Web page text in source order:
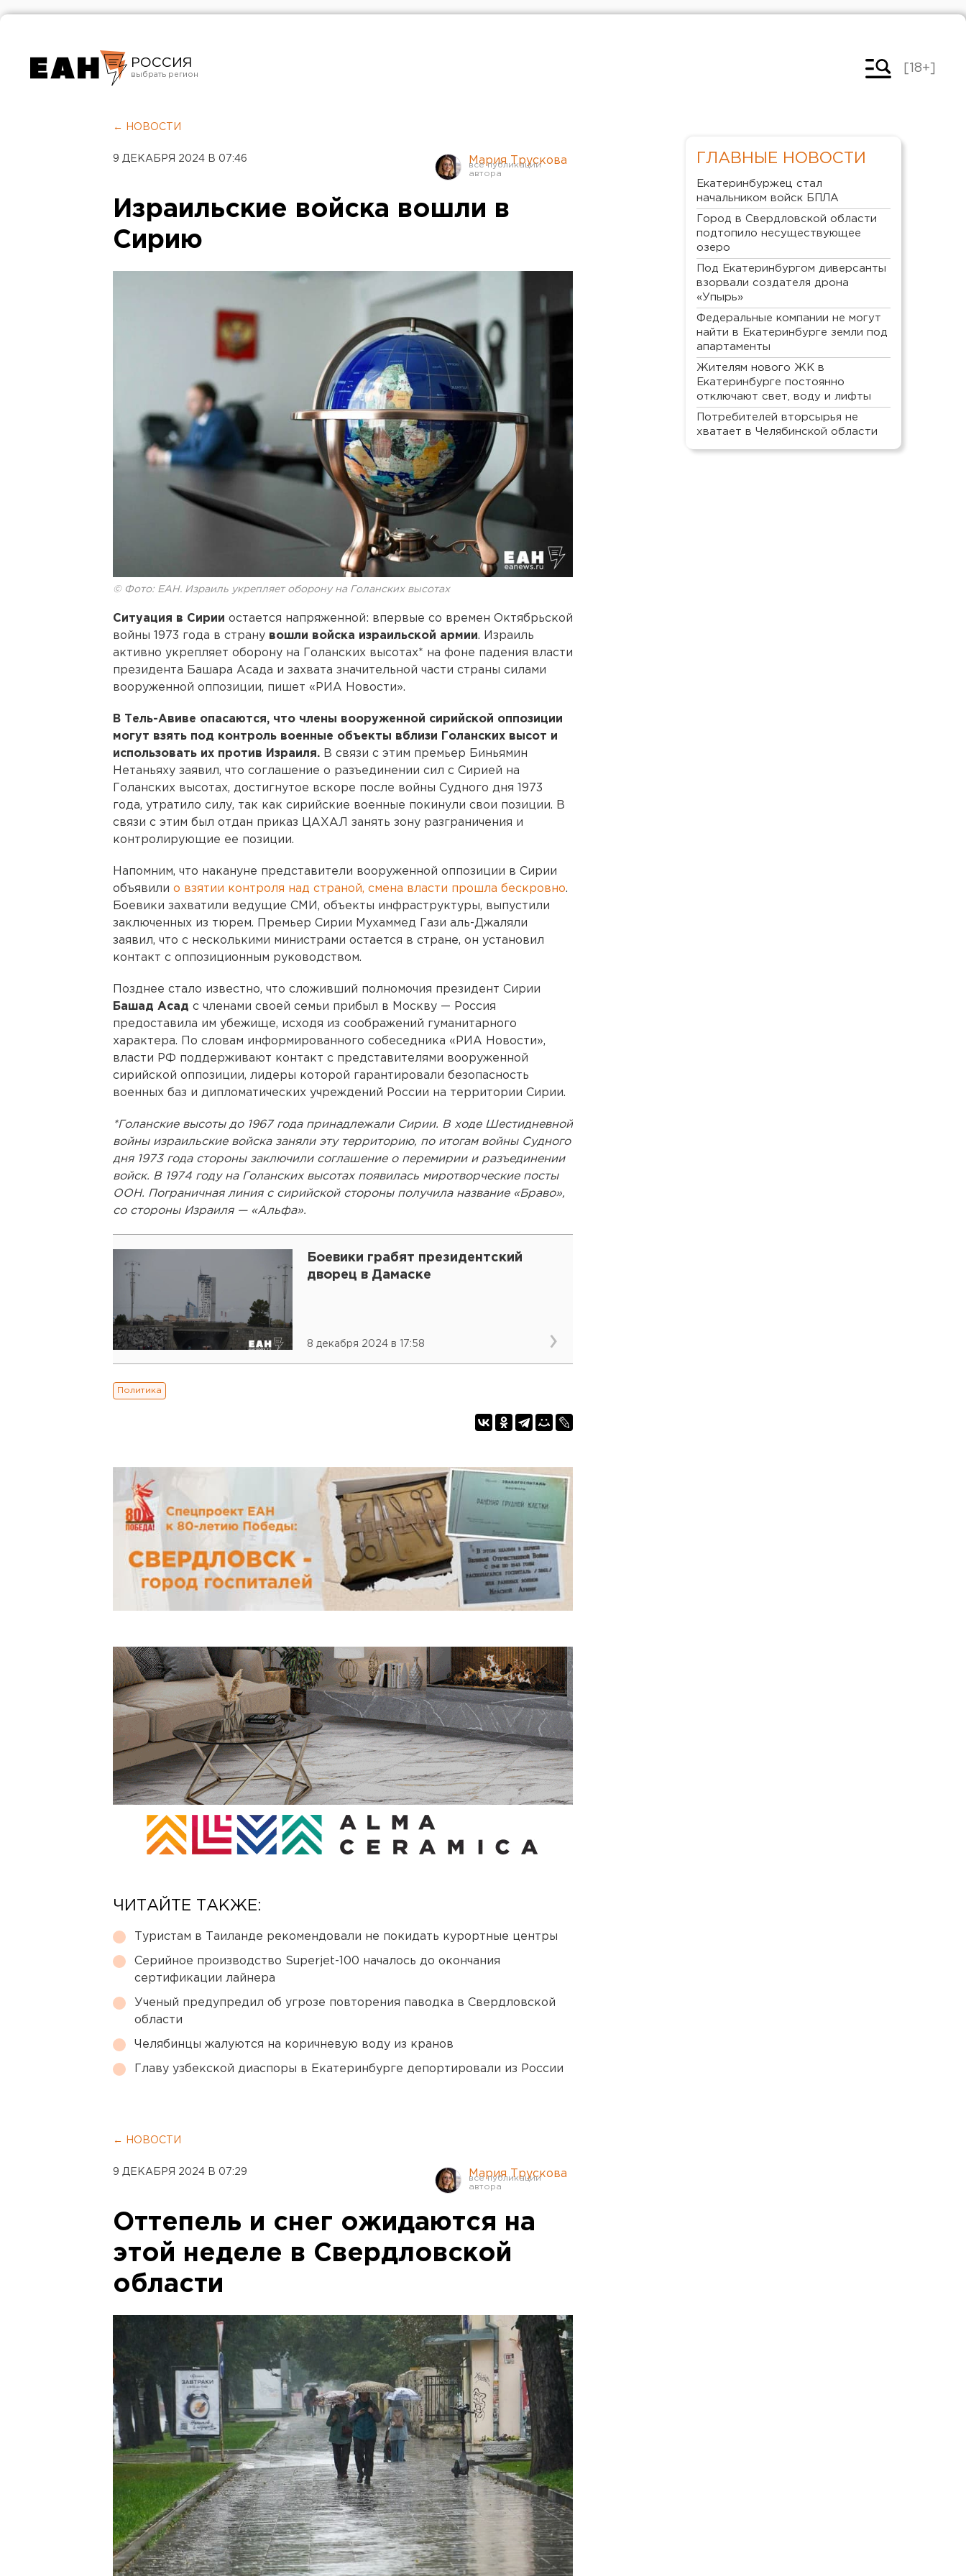
РОССИЯ
Челябинск
[18+]
← НОВОСТИ
9 ДЕКАБРЯ 2024 В 07:46 Мария Трускова
Израильские войска вошли в
Сирию
© Фото: ЕАН. Израиль укрепляет оборону на Голанских высотах
Ситуация в Сирии остается напряженной: впервые со времен Октябрьской
войны 1973 года в страну вошли войска израильской армии. Израиль
активно укрепляет оборону на Голанских высотах* на фоне падения власти
президента Башара Асада и захвата значительной части страны силами
вооруженной оппозиции, пишет «РИА Новости».
В Тель-Авиве опасаются, что члены вооруженной сирийской оппозиции
могут взять под контроль военные объекты вблизи Голанских высот и
использовать их против Израиля. В связи с этим премьер Биньямин
Нетаньяху заявил, что соглашение о разъединении сил с Сирией на
Голанских высотах, достигнутое вскоре после войны Судного дня 1973
года, утратило силу, так как сирийские военные покинули свои позиции. В
связи с этим был отдан приказ ЦАХАЛ занять зону разграничения и
контролирующие ее позиции.
Напомним, что накануне представители вооруженной оппозиции в Сирии
объявили о взятии контроля над страной, смена власти прошла бескровно.
Боевики захватили ведущие СМИ, объекты инфраструктуры, выпустили
заключенных из тюрем. Премьер Сирии Мухаммед Гази аль-Джаляли
заявил, что с несколькими министрами остается в стране, он установил
контакт с оппозиционным руководством.
Позднее стало известно, что сложивший полномочия президент Сирии
Башад Асад с членами своей семьи прибыл в Москву — Россия
предоставила им убежище, исходя из соображений гуманитарного
характера. По словам информированного собеседника «РИА Новости»,
власти РФ поддерживают контакт с представителями вооруженной
сирийской оппозиции, лидеры которой гарантировали безопасность
военных баз и дипломатических учреждений России на территории Сирии.
*Голанские высоты до 1967 года принадлежали Сирии. В ходе Шестидневной
войны израильские войска заняли эту территорию, по итогам войны Судного
дня 1973 года стороны заключили соглашение о перемирии и разъединении
войск. В 1974 году на Голанских высотах появилась миротворческие посты
ООН. Пограничная линия с сирийской стороны получила название «Браво»,
со стороны Израиля — «Альфа».
Боевики грабят президентский
дворец в Дамаске
8 декабря 2024 в 17:58
Политика
ЧИТАЙТЕ ТАКЖЕ:
Туристам в Таиланде рекомендовали не покидать курортные центры
Серийное производство Superjet-100 началось до окончания
сертификации лайнера
Ученый предупредил об угрозе повторения паводка в Свердловской
области
Челябинцы жалуются на коричневую воду из кранов
Главу узбекской диаспоры в Екатеринбурге депортировали из России
← НОВОСТИ
9 ДЕКАБРЯ 2024 В 07:29 Мария Трускова
Оттепель и снег ожидаются на
этой неделе в Свердловской
области
ГЛАВНЫЕ НОВОСТИ
Екатеринбуржец стал
начальником войск БПЛА
Город в Свердловской области
подтопило несуществующее
озеро
Под Екатеринбургом диверсанты
взорвали создателя дрона
«Упырь»
Федеральные компании не могут
найти в Екатеринбурге земли под
апартаменты
Жителям нового ЖК в
Екатеринбурге постоянно
отключают свет, воду и лифты
Потребителей вторсырья не
хватает в Челябинской области